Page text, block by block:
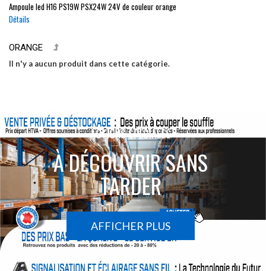
Ampoule ledH16 PS19WPSX24W24V de couleur orange
Détails
ORANGE
Il n'y a aucun produit dans cette catégorie.
ACTIONS SPÉCIALES
À DÉCOUVRIR SANS
TARDER
AFFICHER PLUS